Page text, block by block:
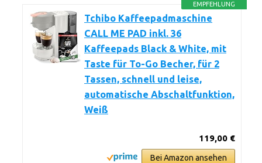
EMPFEHLUNG
Tchibo Kaffeepadmaschine
CALL ME PAD inkl. 36
Kaffeepads Black & White, mit
Taste für To-Go Becher, für 2
Tassen, schnell und leise,
automatische Abschaltfunktion,
Weiß
119,00 €
Bei Amazon ansehen